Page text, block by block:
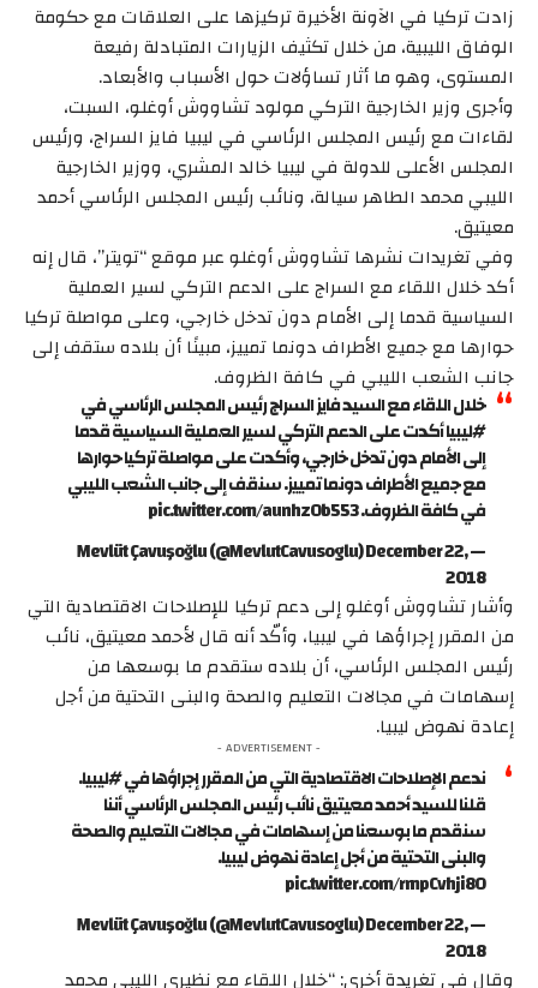
زادت تركيا في الآونة الأخيرة تركيزها على العلاقات مع حكومة
الوفاق الليبية، من خلال تكثيف الزيارات المتبادلة رفيعة
المستوى، وهو ما أثار تساؤلات حول الأسباب والأبعاد.
وأجرى وزير الخارجية التركي مولود تشاووش أوغلو، السبت،
لقاءات مع رئيس المجلس الرئاسي في ليبيا فايز السراج، ورئيس
المجلس الأعلى للدولة في ليبيا خالد المشري، ووزير الخارجية
الليبي محمد الطاهر سيالة، ونائب رئيس المجلس الرئاسي أحمد
معيتيق.
وفي تغريدات نشرها تشاووش أوغلو عبر موقع “تويتر”، قال إنه
أكد خلال اللقاء مع السراج على الدعم التركي لسير العملية
السياسية قدما إلى الأمام دون تدخل خارجي، وعلى مواصلة تركيا
حوارها مع جميع الأطراف دونما تمييز، مبينًا أن بلاده ستقف إلى
جانب الشعب الليبي في كافة الظروف.
خلال اللقاء مع السيد فايز السراج رئيس المجلس الرئاسي في
#ليبيا أكدت على الدعم التركي لسير العملية السياسية قدما
إلى الأمام دون تدخل خارجي، وأكدت على مواصلة تركيا حوارها
مع جميع الأطراف دونما تمييز. سنقف إلى جانب الشعب الليبي
في كافة الظروف. pic.twitter.com/aunhz0b553
— Mevlüt Çavuşoğlu (@MevlutCavusoglu) December 22,
2018
وأشار تشاووش أوغلو إلى دعم تركيا للإصلاحات الاقتصادية التي
من المقرر إجراؤها في ليبيا، وأكّد أنه قال لأحمد معيتيق، نائب
رئيس المجلس الرئاسي، أن بلاده ستقدم ما بوسعها من
إسهامات في مجالات التعليم والصحة والبنى التحتية من أجل
إعادة نهوض ليبيا.
- ADVERTISEMENT -
ندعم الإصلاحات الاقتصادية التي من المقرر إجراؤها في #ليبيا.
قلنا للسيد أحمد معيتيق نائب رئيس المجلس الرئاسي أننا
سنقدم ما بوسعنا من إسهامات في مجالات التعليم والصحة
والبنى التحتية من أجل إعادة نهوض ليبيا.
pic.twitter.com/rmpCvhji8O
— Mevlüt Çavuşoğlu (@MevlutCavusoglu) December 22,
2018
وقال في تغريدة أخرى: “خلال اللقاء مع نظيري الليبي محمد